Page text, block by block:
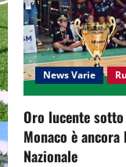
t
i
o
n
News Varie
Oro lucente
Monaco è
Nazionale